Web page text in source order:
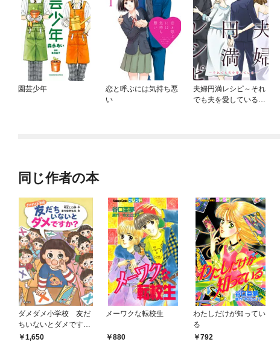
園芸少年
恋と呼ぶには気持ち悪
い
夫婦円満レシピ～それ
でも夫を愛している～
同じ作者の本
ダメダメ小学校 友だ
ちいないとダメです
か？1,650
メーワクな転校生
880
わたしだけが知ってい
る
792